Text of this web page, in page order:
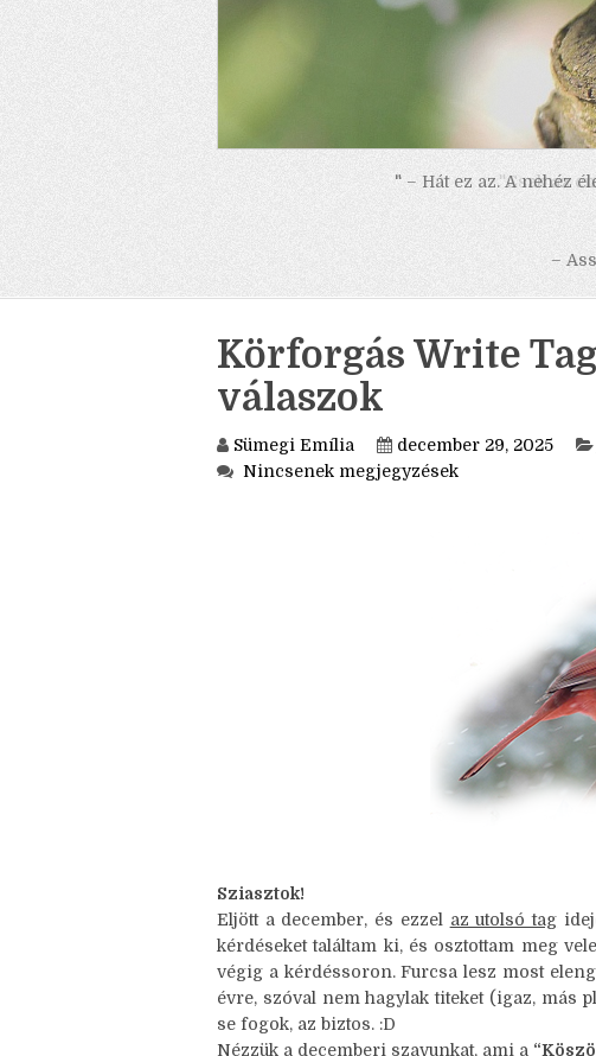
" – Hát ez az. A nehéz
–
Körforgás Write
válaszok
Sziasztok!
Eljött a december, és ezzelaz utolsó tag
kérdéseket találtam ki, és osztottam meg
végig a kérdéssoron. Furcsa lesz most